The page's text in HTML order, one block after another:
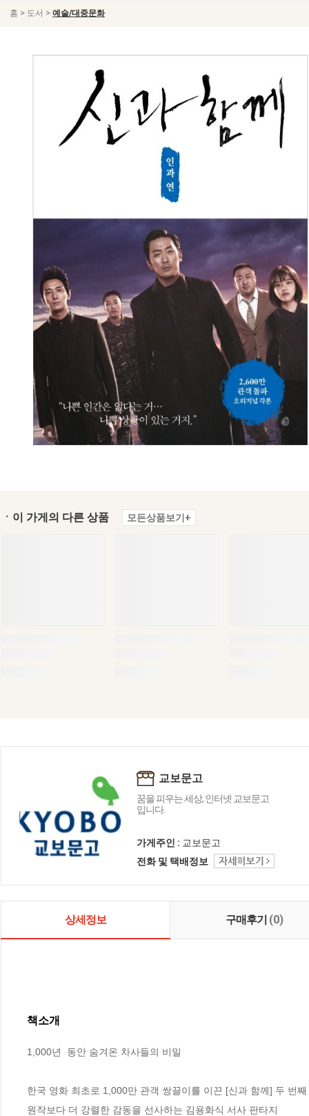
홈 > 도서 > 예술/대중문화
ㆍ이 가게의 다른 상품 모든상품보기+
교보문고
꿈을 피우는 세상, 인터넷 교보문고
입니다.
가게주인 : 교보문고
전화 및 택배정보
상세정보 구매후기 (0)
책소개
1,000년  동안 숨겨온 차사들의 비밀
한국 영화 최초로 1,000만 관객 쌍끌이를 이끈 [신과 함께] 두 번
원작보다 더 강렬한 감동을 선사하는 김용화식 서사 판타지